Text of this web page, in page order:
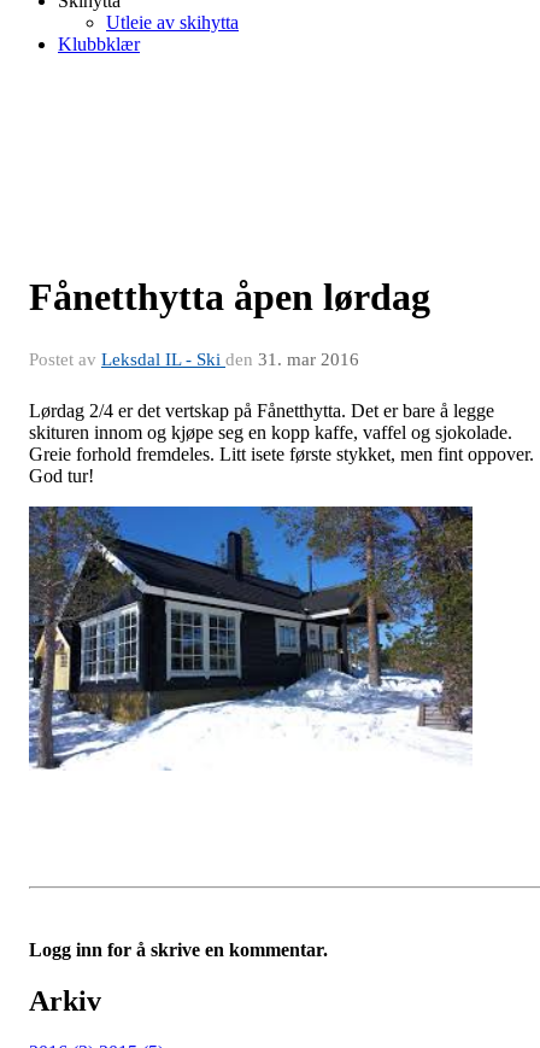
Utleie av skihytta
Klubbklær
Fånetthytta åpen lørdag
Postet av Leksdal IL - Ski den 31. mar 2016
Lørdag 2/4 er det vertskap på Fånetthytta. Det er bare å legge
skituren innom og kjøpe seg en kopp kaffe, vaffel og sjokolade.
Greie forhold fremdeles. Litt isete første stykket, men fint oppover.
God tur!
Logg inn for å skrive en kommentar.
Arkiv